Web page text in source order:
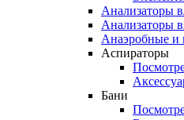
Анализаторы
Анализаторы
Анаэробные и
Аспираторы
Бани